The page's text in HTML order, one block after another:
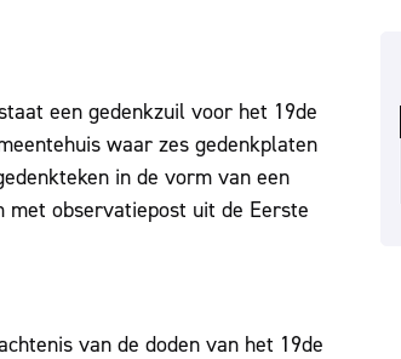
een gedenkzuil voor het 19de
waar zes gedenkplaten
in de vorm van een
met observatiepost uit de Eerste
van de doden van het 19de